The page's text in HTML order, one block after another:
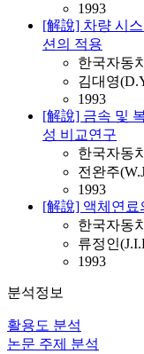
1993
[解說] 차량 시
션의 적용
한국자동
김대영
1993
[解說] 금속 및
성 비교연구
한국자동
전완주
1993
[解說] 액체연료
한국자동
류정인
1993
분석정보
활용도 분석
논문 주제 분석